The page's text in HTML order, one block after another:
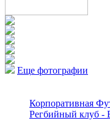
Еще фотографии
Корпоративная
Регбийный клуб -